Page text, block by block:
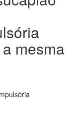
mesma